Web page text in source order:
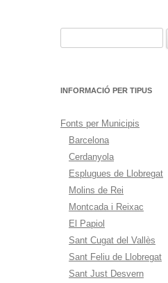
INFORMACIÓ PER TIPUS
Fonts per Municipis
Barcelona
Cerdanyola
Esplugues de Llobregat
Molins de Rei
Montcada i Reixac
El Papiol
Sant Cugat del Vallès
Sant Feliu de Llobregat
Sant Just Desvern